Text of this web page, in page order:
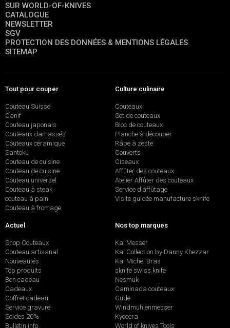
SUR WORLD-OF-KNIVES
CATALOGUE
NEWSLETTER
SGV
PROTECTION DES DONNÉES & MENTIONS LÉGALES
SITEMAP
Tout pour couper
Couteau Suisse
Canif
Couteau japonais
Couteaux damassés
Couteaux céramique
Santoku
Couteau de cuisine
Couteau de cuisine
Couteau universel
Couteau à steak
couteau à pain
Couteau à fromage
Culture culinaire
Couteaux
Set de couteaux
Bloc de couteaux
Planche à découper
Râpe à zeste
Couverts
Ciseaux
Affûter des couteaux
Atelier Affûter des couteaux
Service d’affûtage
Visite guidée manufacture sknife
Actuel
Shop Couteaux
Couteau artisanal
Nouveautés
Top produits
Bon cadeau
Cadeaux
Coffret cadeau
Service gravure
Soldes 20%
Bulletin info
Nos top marques
Kai Messer
Kai Collection by Danny Khezzar
Kai Michel Bras
sknife swiss knife
Nesmuk
Caminada couteaux
Güde
Windmühlenmesser
Kyocera
World of knives Tools